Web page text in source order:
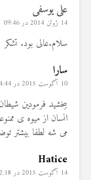
علی یوسفی
14 ژوئن 2014 در 09:46
سلام.عالی بود. تشکر
سارا
10 آگوست 2015 در 14:44
ببخشید فرمودین
انسان از میوه ی
می شه لطفا بیشتر
Hatice
14 آگوست 2015 در 12:18